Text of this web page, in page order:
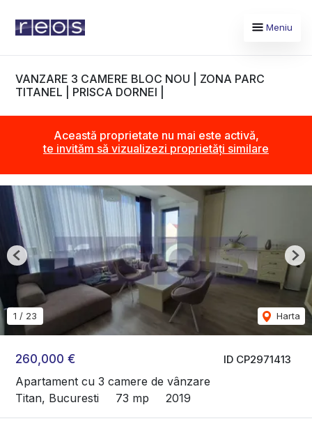
Meniu
VANZARE 3 CAMERE BLOC NOU | ZONA PARC
TITANEL | PRISCA DORNEI |
Această proprietate nu mai este activă,
te invităm să vizualizezi proprietăți similare
ID CP2971413
260,000 €
Apartament cu 3 camere de vânzare
Titan, Bucuresti
73 mp 2019
1 / 23 Harta
Previous